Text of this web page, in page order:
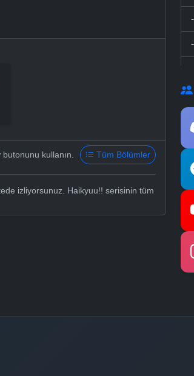
butonunu kullanın. Tüm Bölümler
izliyorsunuz. Haikyuu!! serisinin tüm
-
-
-